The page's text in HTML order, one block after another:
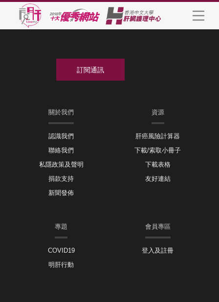
關於我們
認識我們
聯絡我們
私隱政策及聲明
捐款支持
新聞發佈
資源
肝癌風險計算器
下載/索取小冊子
下載表格
友好連結
專題
COVID19
明肝行動
會員專區
登入及註冊